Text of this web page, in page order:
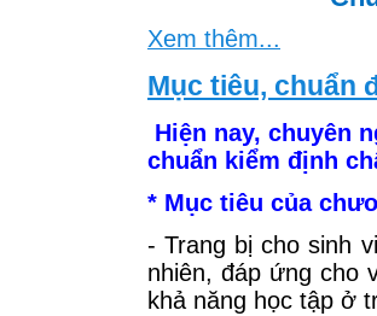
Xem thêm...
Mục tiêu, chuẩn
Hiện nay, chuyên
chuẩn kiểm định
* Mục tiêu của
- Trang bị cho sinh
nhiên, đáp ứng cho
khả năng học tập ở